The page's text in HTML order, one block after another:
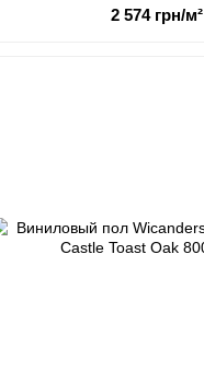
2 574 грн/м²